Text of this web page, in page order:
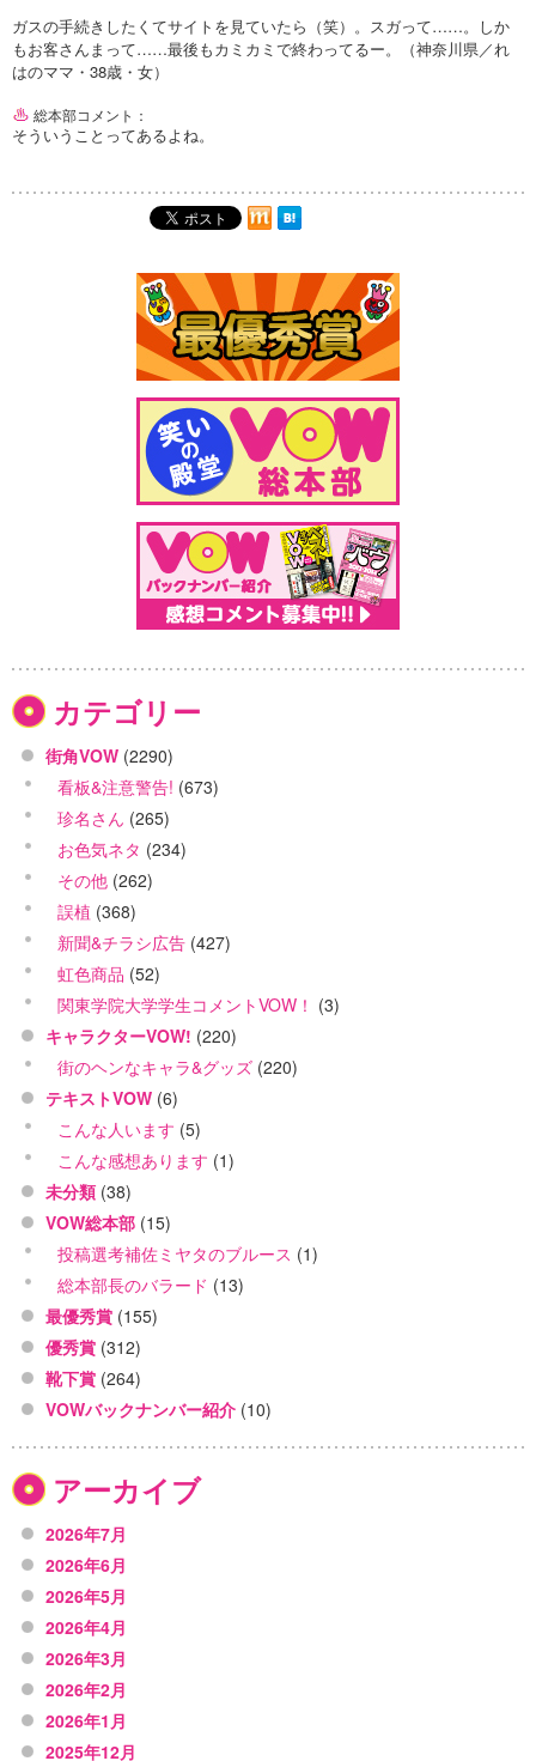
ガスの手続きしたくてサイトを見ていたら（笑）。スガって……。しか
もお客さんまって……最後もカミカミで終わってるー。（神奈川県／れ
はのママ・38歳・女）
総本部コメント：
そういうことってあるよね。
カテゴリー
街角VOW (2290)
看板&注意警告! (673)
珍名さん (265)
お色気ネタ (234)
その他 (262)
誤植 (368)
新聞&チラシ広告 (427)
虹色商品 (52)
関東学院大学学生コメントVOW！ (3)
キャラクターVOW! (220)
街のヘンなキャラ&グッズ (220)
テキストVOW (6)
こんな人います (5)
こんな感想あります (1)
未分類 (38)
VOW総本部 (15)
投稿選考補佐ミヤタのブルース (1)
総本部長のバラード (13)
最優秀賞 (155)
優秀賞 (312)
靴下賞 (264)
VOWバックナンバー紹介 (10)
アーカイブ
2026年7月
2026年6月
2026年5月
2026年4月
2026年3月
2026年2月
2026年1月
2025年12月